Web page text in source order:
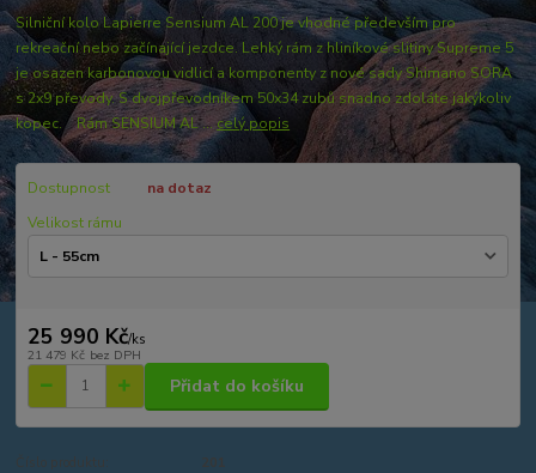
Silniční kolo Lapierre Sensium AL 200 je vhodné především pro
rekreační nebo začínající jezdce. Lehký rám z hliníkové slitiny Supreme 5
je osazen karbonovou vidlicí a komponenty z nové sady Shimano SORA
s 2x9 převody. S dvojpřevodníkem 50x34 zubů snadno zdoláte jakýkoliv
kopec. Rám SENSIUM AL ...celý popis
Dostupnost
na dotaz
Velikost rámu
25 990 Kč/ks
21 479 Kč bez DPH
Přidat do košíku